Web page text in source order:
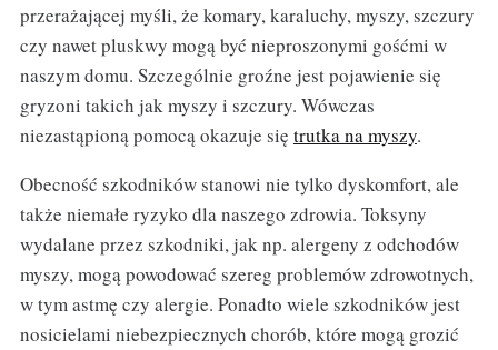
przerażającej myśli, że komary, karaluchy, myszy, szczury
czy nawet pluskwy mogą być nieproszonymi gośćmi w
naszym domu. Szczególnie groźne jest pojawienie się
gryzoni takich jak myszy i szczury. Wówczas
niezastąpioną pomocą okazuje się trutka na myszy.
Obecność szkodników stanowi nie tylko dyskomfort, ale
także niemałe ryzyko dla naszego zdrowia. Toksyny
wydalane przez szkodniki, jak np. alergeny z odchodów
myszy, mogą powodować szereg problemów zdrowotnych,
w tym astmę czy alergie. Ponadto wiele szkodników jest
nosicielami niebezpiecznych chorób, które mogą grozić